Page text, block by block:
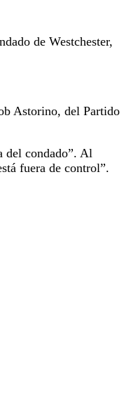
de Westchester,
Astorino, del Partido
del condado”. Al
fuera de control”.